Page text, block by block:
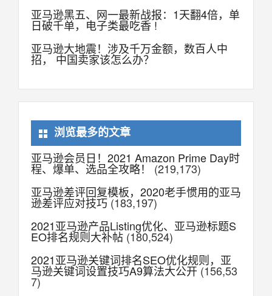
亚马逊黑五、网一最新战报：1天翻4倍，单
日破千单，电子类最吃香 !
亚马逊大地震！涉及千万金额，数百人中
招， 中国卖家该怎么办？
浏览最多的文章
亚马逊会员日！2021 Amazon Prime Day时
程、爆单、选品全攻略！
(219,173)
亚马逊差评回复模板，2020老手惯用的亚马
逊差评应对技巧(183,197)
2021亚马逊产品Listing优化、亚马逊标题S
EO排名规则大补帖 (180,524)
2021亚马逊关键词排名SEO优化规则，亚
马逊关键词设置技巧A9算法大公开(156,53
7)